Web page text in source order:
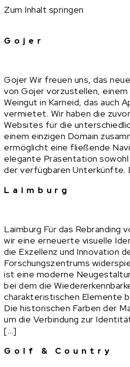
Zum Inhalt springen
Gojer
Gojer Wir freuen uns, das
von Gojer vorzustellen,
Weingut in Karneid, das auch
vermietet. Wir haben die
Websites für die
einem einzigen Domain
ermöglicht eine fließende
elegante Präsentation sowohl
der verfügbaren Unterkünfte.
Laimburg
Laimburg Für das Rebranding
wir eine erneuerte visuelle
die Exzellenz und Innovation
Forschungszentrums
ist eine moderne
bei dem die
charakteristischen Elemente
Die historischen Farben der
um die Verbindung zur
[…]
Golf & Country